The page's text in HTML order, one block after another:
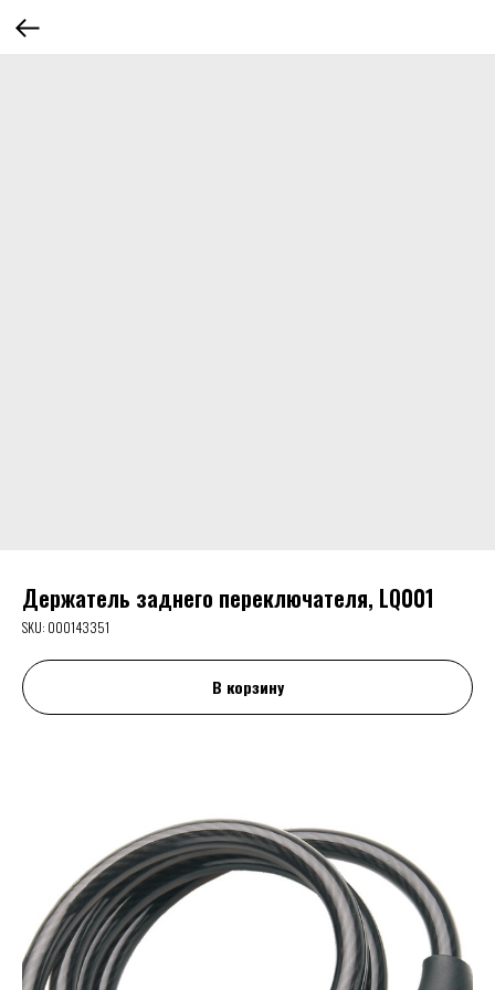
Держатель заднего переключателя, LQ001
SKU: 000143351
В корзину